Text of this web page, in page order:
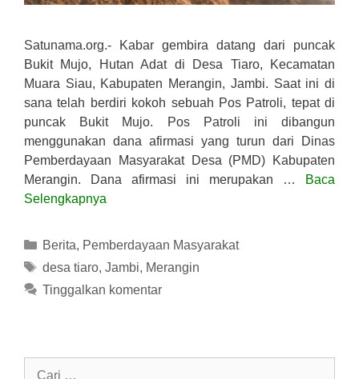
Satunama.org.- Kabar gembira datang dari puncak
Bukit Mujo, Hutan Adat di Desa Tiaro, Kecamatan
Muara Siau, Kabupaten Merangin, Jambi. Saat ini di
sana telah berdiri kokoh sebuah Pos Patroli, tepat di
puncak Bukit Mujo. Pos Patroli ini dibangun
menggunakan dana afirmasi yang turun dari Dinas
Pemberdayaan Masyarakat Desa (PMD) Kabupaten
Merangin. Dana afirmasi ini merupakan …
Baca
Selengkapnya
Kategori
Berita, Pemberdayaan Masyarakat
Tag
desa tiaro, Jambi, Merangin
Tinggalkan komentar